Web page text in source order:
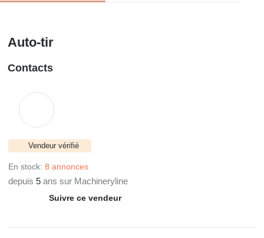
Auto-tir
Contacts
Vendeur vérifié
En stock: 8 annonces
depuis 5 ans sur Machineryline
Suivre ce vendeur